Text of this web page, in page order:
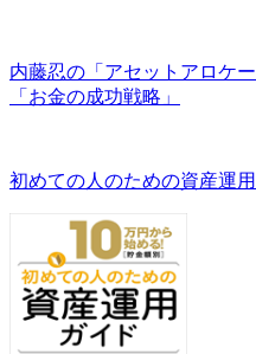
内藤忍の「アセットアロケ
「お金の成功戦略」
初めての人のための資産運